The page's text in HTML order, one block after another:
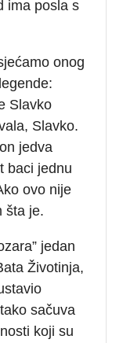
ima posla s
onog
Slavko
Slavko.
jedva
baci jednu
ovo nije
šta je.
jedan
Životinja,
sačuva
koji su